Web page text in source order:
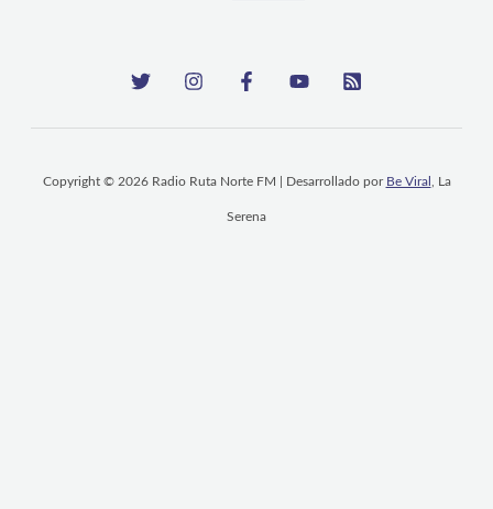
Copyright © 2026 Radio Ruta Norte FM | Desarrollado por Be Viral , La
Serena